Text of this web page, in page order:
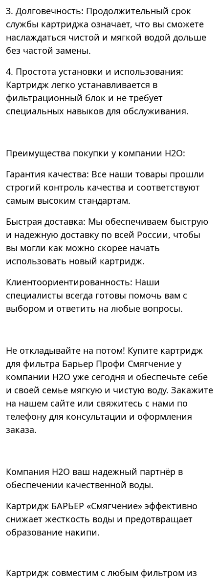
3. Долговечность: Продолжительный срок
службы картриджа означает, что вы сможете
наслаждаться чистой и мягкой водой дольше
без частой замены.
4. Простота установки и использования:
Картридж легко устанавливается в
фильтрационный блок и не требует
специальных навыков для обслуживания.
Преимущества покупки у компании Н2О:
Гарантия качества: Все наши товары прошли
строгий контроль качества и соответствуют
самым высоким стандартам.
Быстрая доставка: Мы обеспечиваем быструю
и надежную доставку по всей России, чтобы
вы могли как можно скорее начать
использовать новый картридж.
Клиентоориентированность: Наши
специалисты всегда готовы помочь вам с
выбором и ответить на любые вопросы.
Не откладывайте на потом! Купите картридж
для фильтра Барьер Профи Смягчение у
компании Н2О уже сегодня и обеспечьте себе
и своей семье мягкую и чистую воду. Закажите
на нашем сайте или свяжитесь с нами по
телефону для консультации и оформления
заказа.
Компания Н2О ваш надежный партнёр в
обеспечении качественной воды.
Картридж БАРЬЕР «Смягчение» эффективно
снижает жесткость воды и предотвращает
образование накипи.
Картридж совместим с любым фильтром из